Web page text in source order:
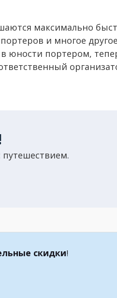
максимально
и многое
юности портером,
скидки!